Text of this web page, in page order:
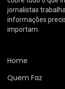
jornalistas
informações
importam.
Home
Quem Faz